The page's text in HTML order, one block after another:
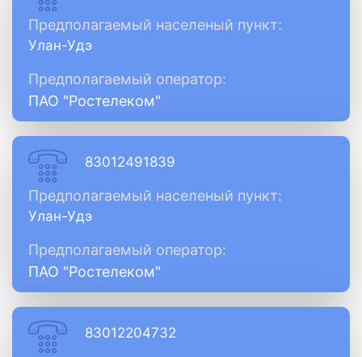
Предполагаемый населеный пункт:
Улан-Удэ
Предполагаемый оператор:
ПАО "Ростелеком"
83012491839
Предполагаемый населеный пункт:
Улан-Удэ
Предполагаемый оператор:
ПАО "Ростелеком"
83012204732